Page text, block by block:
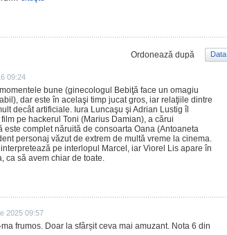
Ordonează după Data
09:24
bune (ginecologul Bebiţă face un omagiu
dar este în acelaşi timp jucat gros, iar relaţiile dintre
decât artificiale. Iura Luncaşu şi Adrian Lustig îl
pe hackerul Toni (Marius Damian), a cărui
este complet năruită de consoarta Oana (Antoaneta
personaj văzut de extrem de multă vreme la cinema.
pe interlopul Marcel, iar Viorel Lis apare în
ca să avem chiar de toate.
2025 09:57
frumos. Doar la sfârșit ceva mai amuzant. Nota 6 din